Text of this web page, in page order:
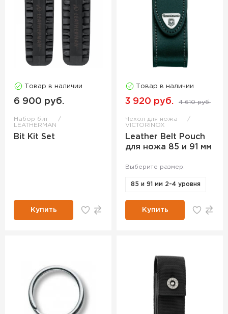
Товар в наличии
6 900 руб.
Набор бит
LEATHERMAN
Bit Kit Set
Купить
Товар в наличии
3 920 руб. 4 610 руб.
Чехол для ножа
VICTORINOX
Leather Belt Pouch
для ножа 85 и 91 мм
Выберите размер:
85 и 91 мм 2-4 уровня
Купить